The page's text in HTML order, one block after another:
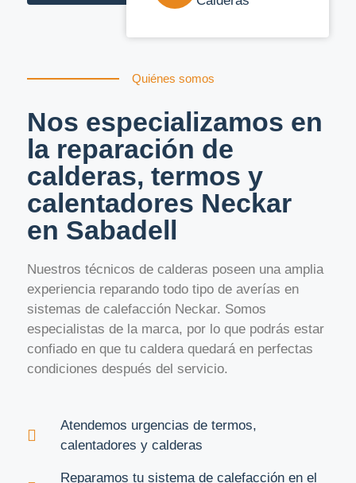
Quiénes somos
Nos especializamos en
la reparación de
calderas, termos y
calentadores Neckar
en Sabadell
Nuestros técnicos de calderas poseen una amplia
experiencia reparando todo tipo de averías en
sistemas de calefacción Neckar. Somos
especialistas de la marca, por lo que podrás estar
confiado en que tu caldera quedará en perfectas
condiciones después del servicio.
Atendemos urgencias de termos,
calentadores y calderas
Reparamos tu sistema de calefacción en el